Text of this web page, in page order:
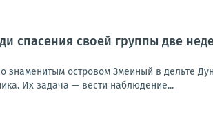
спасения своей группы две
знаменитым островом Змеиный в дельте
Их задача — вести наблюдение...